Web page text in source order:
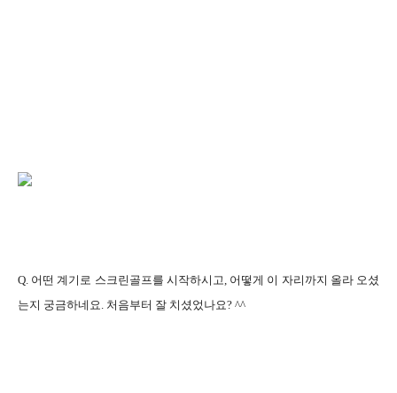
Q. 어떤 계기로 스크린골프를 시작하시고, 어떻게 이 자리까지 올라 오셨
는지 궁금하네요. 처음부터 잘 치셨었나요? ^^